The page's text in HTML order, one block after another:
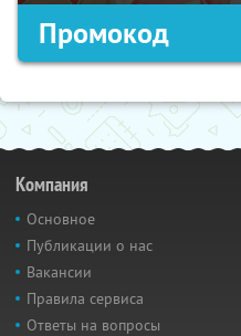
Промокод
Компания
Основное
Публикации о нас
Вакансии
Правила сервиса
Ответы на вопросы